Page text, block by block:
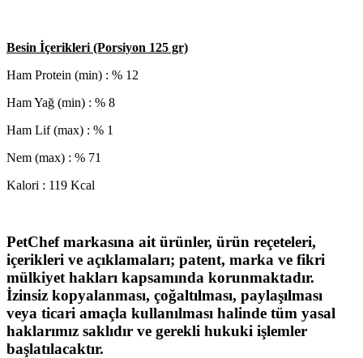
Besin İçerikleri (Porsiyon 125 gr)
Ham Protein (min) : % 12
Ham Yağ (min) : % 8
Ham Lif (max) : % 1
Nem (max) : % 71
Kalori : 119 Kcal
PetChef markasına ait ürünler, ürün reçeteleri,
içerikleri ve açıklamaları; patent, marka ve fikri
mülkiyet hakları kapsamında korunmaktadır.
İzinsiz kopyalanması, çoğaltılması, paylaşılması
veya ticari amaçla kullanılması halinde tüm yasal
haklarımız saklıdır ve gerekli hukuki işlemler
başlatılacaktır.